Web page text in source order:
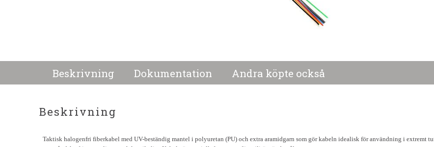
Beskrivning Dokumentation Andra köpte också
Beskrivning
Taktisk halogenfri fiberkabel med UV-beständig mantel i polyuretan (PU) och extra aramidgarn som gör kabeln idealisk för användning i extremt